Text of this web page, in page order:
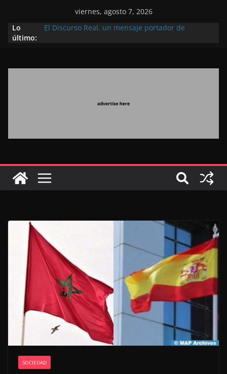
viernes, agosto 7, 2026
Lo
último:
El Discurso Real, un mensaje portador de
Extranjero: al servicio de los grandes proyectos de
Marruecos gracias a una visión estratégica
destinada a consolidar la posición de Marruecos
en una economía mundial competitiva (politólogo
marroquí-estadounidense)
SOCIEDAD